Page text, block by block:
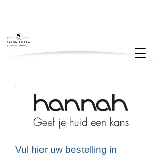
Vul hier uw bestelling in